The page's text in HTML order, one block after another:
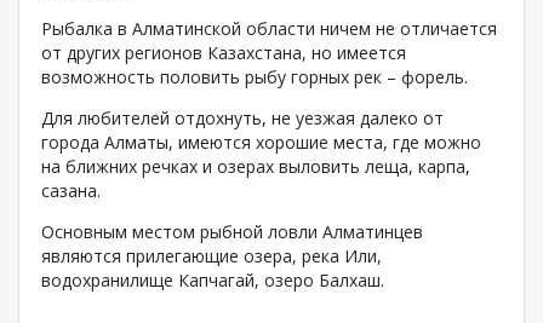
Рыбалка в Алматинской области ничем не отличается
от других регионов Казахстана, но имеется
возможность половить рыбу горных рек – форель.
Для любителей отдохнуть, не уезжая далеко от
города Алматы, имеются хорошие места, где можно
на ближних речках и озерах выловить леща, карпа,
сазана.
Основным местом рыбной ловли Алматинцев
являются прилегающие озера, река Или,
водохранилище Капчагай, озеро Балхаш.